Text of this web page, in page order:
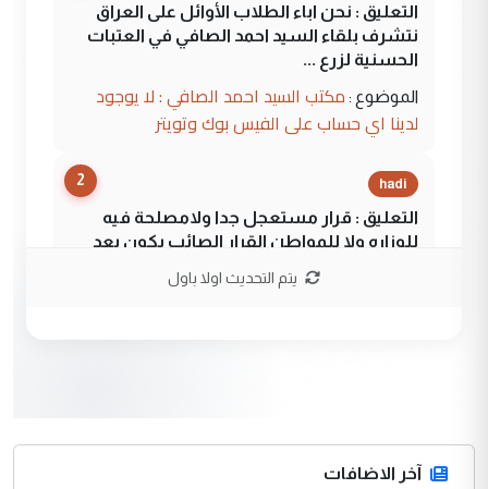
التعليق : نحن اباء الطلاب الأوائل على العراق
نتشرف بلقاء السيد احمد الصافي في العتبات
الحسنية لزرع ...
الموضوع : مكتب السيد احمد الصافي : لا يوجود
لدينا اي حساب على الفيس بوك وتويتر
2 hadi
التعليق : قرار مستعجل جدا ولامصلحة فيه
للوزاره ولا للمواطن القرار الصائب يكون بعد
جنسية الرافد الثالث للعراق ومن اصول عريقة
ابا فرات ...
يتم التحديث اولا باول
آخر الاضافات